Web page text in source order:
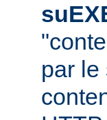
par le